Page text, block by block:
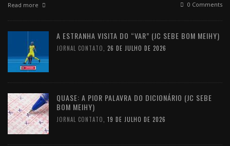
Read more 0 Comments
A ESTRANHA VISITA DO “VAR” (JC SEBE BOM MEIHY)
JORNAL CONTATO 26 DE JULHO DE 2026
QUASE: A PIOR PALAVRA DO DICIONÁRIO (JC SEBE
BOM MEIHY)
JORNAL CONTATO 19 DE JULHO DE 2026